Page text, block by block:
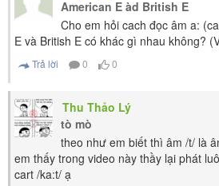
American E àd British E
Cho em hỏi cach đọc âm a:
E và British E có khác gì nhau không?
Trả lời 0 0
Thu Thảo Lý
tò mò
theo như em biết thì âm /t/ là
em thấy trong video này thầy lại phát
cart /ka:t/ ạ